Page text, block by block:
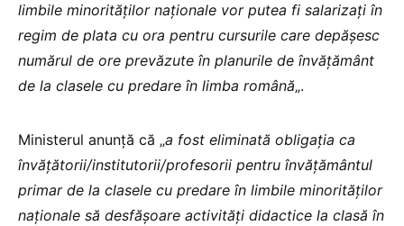
limbile minorităţilor naţionale vor putea fi salarizaţi în
regim de plata cu ora pentru cursurile care depăşesc
numărul de ore prevăzute în planurile de învăţământ
de la clasele cu predare în limba română„.
Ministerul anunță că „a fost eliminată obligația ca
învățătorii/institutorii/profesorii pentru învățământul
primar de la clasele cu predare în limbile minorităţilor
naţionale să desfășoare activităţi didactice la clasă în